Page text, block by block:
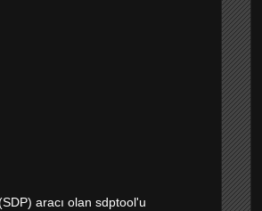
aracı olan sdptool'u